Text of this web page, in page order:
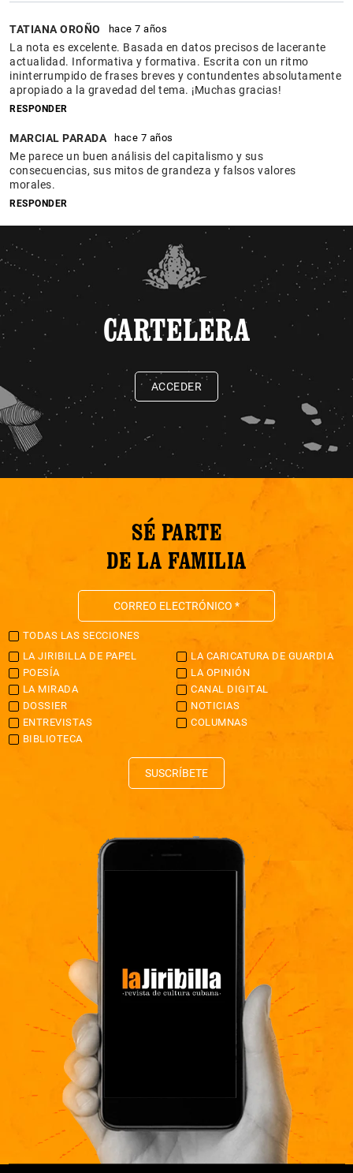
TATIANA OROÑO hace 7 años
La nota es excelente. Basada en datos precisos de lacerante
actualidad. Informativa y formativa. Escrita con un ritmo
ininterrumpido de frases breves y contundentes absolutamente
apropiado a la gravedad del tema. ¡Muchas gracias!
RESPONDER
MARCIAL PARADA hace 7 años
Me parece un buen análisis del capitalismo y sus
consecuencias, sus mitos de grandeza y falsos valores
morales.
RESPONDER
CARTELERA
ACCEDER
SÉ PARTE
DE LA FAMILIA
TODAS LAS SECCIONES
LA JIRIBILLA DE PAPEL
LA CARICATURA DE GUARDIA
POESÍA
LA OPINIÓN
LA MIRADA
CANAL DIGITAL
DOSSIER
NOTICIAS
ENTREVISTAS
COLUMNAS
BIBLIOTECA
SUSCRÍBETE